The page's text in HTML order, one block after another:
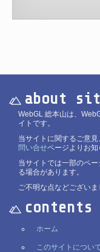
about
WebGL 総本山は、
イトです。
当サイトに関するご意
問い合せページよりお知
当サイトでは一部のペ
る場合があります。
ご不明な点などござい
contents
ホーム
このサイトについ